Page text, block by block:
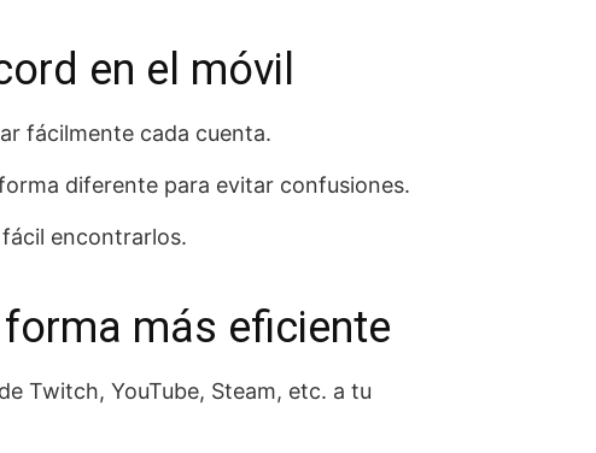
en el móvil
fácilmente cada cuenta.
diferente para evitar confusiones.
encontrarlos.
más eficiente
Twitch, YouTube, Steam, etc. a tu